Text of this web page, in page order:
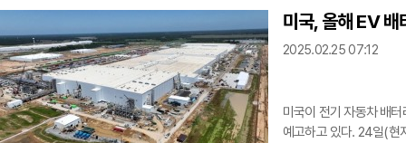
볼클렉은 중국의 파이
능력을 확보할 계획이다
볼클렉은 FEB의 노하우
미국, 올
2025.02.25 07:12
미국이 전기 자동차 배
예고하고 있다. 24일(현